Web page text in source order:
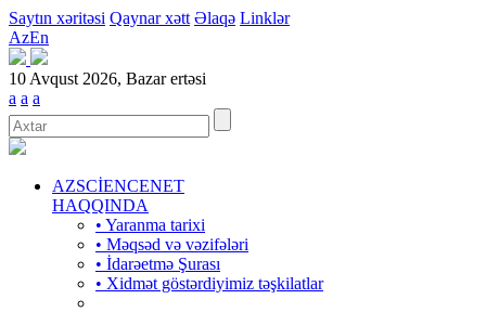
Saytın xəritəsi Qaynar xətt Əlaqə Linklər
AzEn
10 Avqust 2026, Bazar ertəsi
a a a
AZSCİENCENET
HAQQINDA
• Yaranma tarixi
• Məqsəd və vəzifələri
• İdarəetmə Şurası
• Xidmət göstərdiyimiz təşkilatlar